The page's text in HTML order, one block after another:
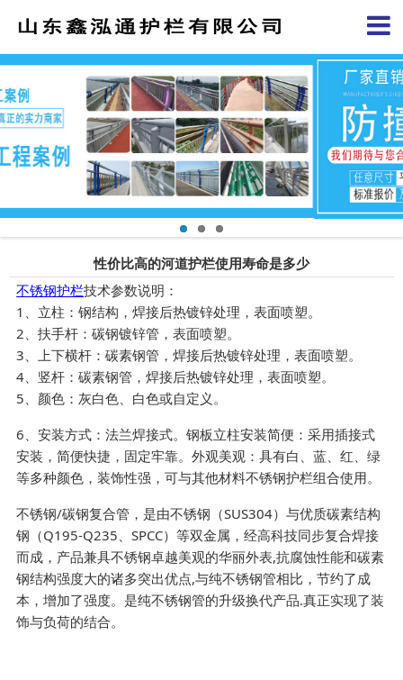
性价比高的河道护栏使用寿命是多少
不锈钢护栏技术参数说明：
1、立柱：钢结构，焊接后热镀锌处理，表面喷塑。
2、扶手杆：碳钢镀锌管，表面喷塑。
3、上下横杆：碳素钢管，焊接后热镀锌处理，表面喷塑。
4、竖杆：碳素钢管，焊接后热镀锌处理，表面喷塑。
5、颜色：灰白色、白色或自定义。
6、安装方式：法兰焊接式。钢板立柱安装简便：采用插接式
安装，简便快捷，固定牢靠。外观美观：具有白、蓝、红、绿
等多种颜色，装饰性强，可与其他材料不锈钢护栏组合使用。
不锈钢/碳钢复合管，是由不锈钢（SUS304）与优质碳素结构
钢（Q195-Q235、SPCC）等双金属，经高科技同步复合焊接
而成，产品兼具不锈钢卓越美观的华丽外表,抗腐蚀性能和碳素
钢结构强度大的诸多突出优点,与纯不锈钢管相比，节约了成
本，增加了强度。是纯不锈钢管的升级换代产品.真正实现了装
饰与负荷的结合。